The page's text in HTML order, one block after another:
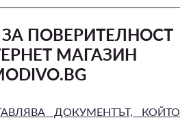
ПОВЕРИТЕЛНОСТ
МАГАЗИН
ДОКУМЕНТЪТ, КОЙТО